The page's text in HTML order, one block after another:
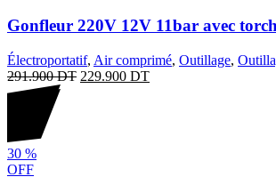
Gonfleur 220V 12V 11bar avec
Électroportatif, Air comprimé, Outillage,
291.900DT 229.900 DT
30 %
OFF